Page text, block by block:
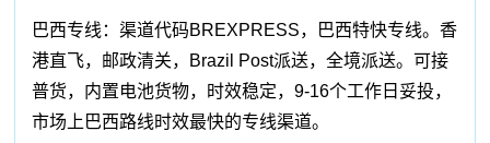
巴西专线：渠道代码BREXPRESS，巴西特快专线。香
港直飞，邮政清关，Brazil Post派送，全境派送。可接
普货，内置电池货物，时效稳定，9-16个工作日妥投，
市场上巴西路线时效最快的专线渠道。